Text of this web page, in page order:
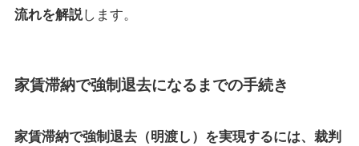
流れを解説します。
家賃滞納で強制退去になるまでの手続き
家賃滞納で強制退去（明渡し）を実現するには、裁判